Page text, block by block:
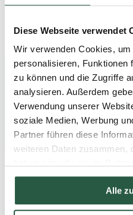
Diese Webseite verwendet
Wir verwenden Cookies,
personalisieren, Funktionen
zu können und die Zugriffe
analysieren. Außerdem
Verwendung unserer
soziale Medien, Werbung
Partner führen diese
weiteren Daten zusammen,
gesammelt haben.
Alle
Norwegian
Finnish
Startseite
Produkte
Geruchssanierung
Geruchsbeseitigung
Reinigungsmittel